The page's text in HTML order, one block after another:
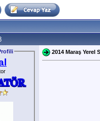
2014 Maraş Yerel